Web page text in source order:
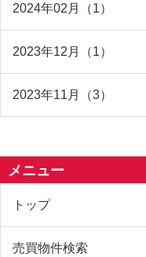
2024年02月（1）
2023年12月（1）
2023年11月（3）
メニュー
トップ
売買物件検索